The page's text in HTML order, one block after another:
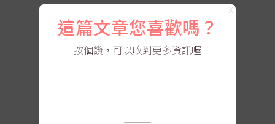
X
這篇文章您喜歡嗎？
按個讚，可以收到更多資訊喔